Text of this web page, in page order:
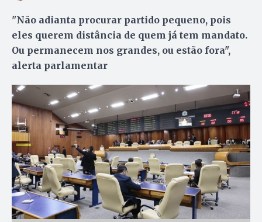
"Não adianta procurar partido pequeno, pois
eles querem distância de quem já tem mandato.
Ou permanecem nos grandes, ou estão fora",
alerta parlamentar